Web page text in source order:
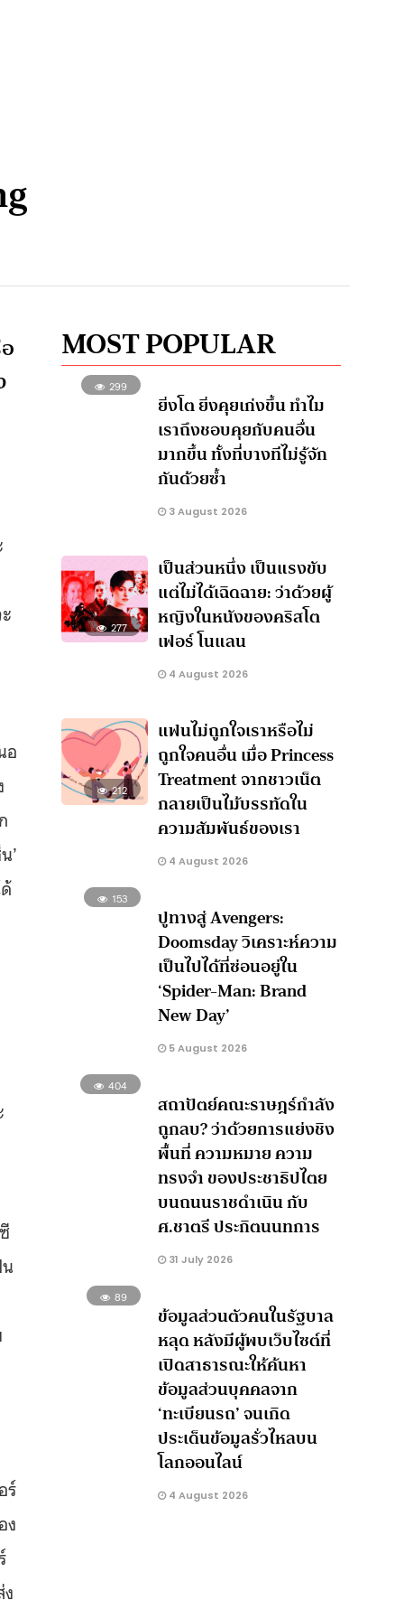
อ
’
ร์
ง
MOST POPULAR
299
ยิ่งโต ยิ่งคุยเก่งขึ้น ทำไม
เราถึงชอบคุยกับคนอื่น
มากขึ้น ทั้งที่บางทีไม่รู้จัก
กันด้วยซ้ำ
3 August 2026
277
เป็นส่วนหนึ่ง เป็นแรงขับ
แต่ไม่ได้เฉิดฉาย: ว่าด้วยผู้
หญิงในหนังของคริสโต
เฟอร์ โนแลน
4 August 2026
212
แฟนไม่ถูกใจเราหรือไม่
ถูกใจคนอื่น เมื่อ Princess
Treatment จากชาวเน็ต
กลายเป็นไม้บรรทัดใน
ความสัมพันธ์ของเรา
4 August 2026
153
ปูทางสู่ Avengers:
Doomsday วิเคราะห์ความ
เป็นไปได้ที่ซ่อนอยู่ใน
‘Spider-Man: Brand
New Day’
5 August 2026
404
สถาปัตย์คณะราษฎร์กำลัง
ถูกลบ? ว่าด้วยการแย่งชิง
พื้นที่ ความหมาย ความ
ทรงจำ ของประชาธิปไตย
บนถนนราชดำเนิน กับ
ศ.ชาตรี ประกิตนนทการ
31 July 2026
89
ข้อมูลส่วนตัวคนในรัฐบาล
หลุด หลังมีผู้พบเว็บไซต์ที่
เปิดสาธารณะให้ค้นหา
ข้อมูลส่วนบุคคลจาก
‘ทะเบียนรถ’ จนเกิด
ประเด็นข้อมูลรั่วไหลบน
โลกออนไลน์
4 August 2026